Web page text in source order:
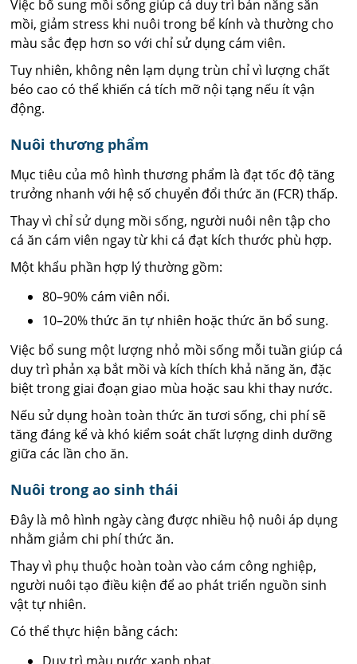
Việc bổ sung mồi sống giúp cá duy trì bản năng săn
mồi, giảm stress khi nuôi trong bể kính và thường cho
màu sắc đẹp hơn so với chỉ sử dụng cám viên.
Tuy nhiên, không nên lạm dụng trùn chỉ vì lượng chất
béo cao có thể khiến cá tích mỡ nội tạng nếu ít vận
động.
Nuôi thương phẩm
Mục tiêu của mô hình thương phẩm là đạt tốc độ tăng
trưởng nhanh với hệ số chuyển đổi thức ăn (FCR) thấp.
Thay vì chỉ sử dụng mồi sống, người nuôi nên tập cho
cá ăn cám viên ngay từ khi cá đạt kích thước phù hợp.
Một khẩu phần hợp lý thường gồm:
80–90% cám viên nổi.
10–20% thức ăn tự nhiên hoặc thức ăn bổ sung.
Việc bổ sung một lượng nhỏ mồi sống mỗi tuần giúp cá
duy trì phản xạ bắt mồi và kích thích khả năng ăn, đặc
biệt trong giai đoạn giao mùa hoặc sau khi thay nước.
Nếu sử dụng hoàn toàn thức ăn tươi sống, chi phí sẽ
tăng đáng kể và khó kiểm soát chất lượng dinh dưỡng
giữa các lần cho ăn.
Nuôi trong ao sinh thái
Đây là mô hình ngày càng được nhiều hộ nuôi áp dụng
nhằm giảm chi phí thức ăn.
Thay vì phụ thuộc hoàn toàn vào cám công nghiệp,
người nuôi tạo điều kiện để ao phát triển nguồn sinh
vật tự nhiên.
Có thể thực hiện bằng cách: